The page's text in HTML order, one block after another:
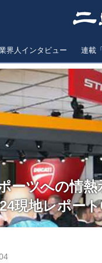
界人インタビュー 連載
ーツへの情熱
現地レポー